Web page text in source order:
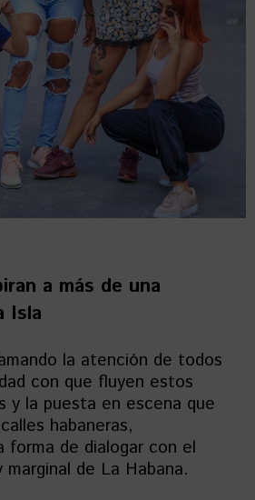
a más de una
Isla
la atención de todos
con que fluyen estos
y la puesta en escena que
habaneras,
forma de dialogar con el
de La Habana.